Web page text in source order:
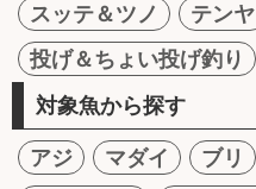
スッテ＆ツノ
テンヤ
投げ＆ちょい投げ釣り
対象魚から探す
アジ マダイ ブリ